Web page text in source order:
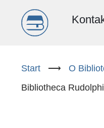
Menu
(PL)
Start ⟶ O
Bibliotheca